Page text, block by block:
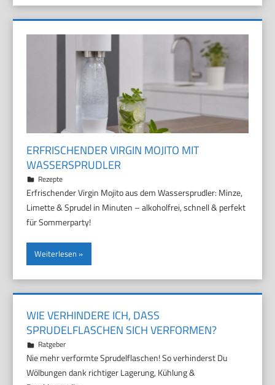
ERFRISCHENDER VIRGIN MOJITO MIT
WASSERSPRUDLER
5. Juli 2026
Marco
Rezepte
Erfrischender Virgin Mojito aus dem Wassersprudler: Minze,
Limette & Sprudel in Minuten – alkoholfrei, schnell & perfekt
für Sommerparty!
Weiterlesen
WIE VERHINDERE ICH, DASS
SPRUDELFLASCHEN SICH VERFORMEN?
3. Juli 2026
Marco
Ratgeber
Nie mehr verformte Sprudelflaschen! So verhinderst Du
Wölbungen dank richtiger Lagerung, Kühlung &